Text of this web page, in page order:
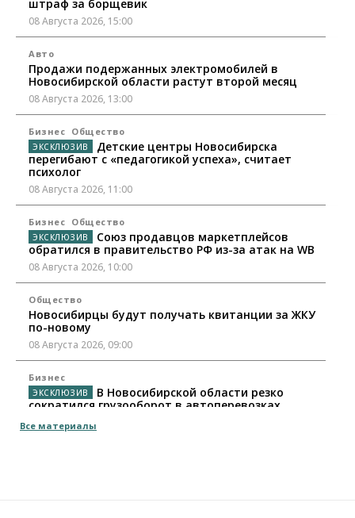
штраф за борщевик
08 Августа 2026, 15:00
Авто
Продажи подержанных электромобилей в
Новосибирской области растут второй месяц
08 Августа 2026, 13:00
Бизнес Общество
Детские центры Новосибирска
перегибают с «педагогикой успеха», считает
психолог
08 Августа 2026, 11:00
Бизнес Общество
Союз продавцов маркетплейсов
обратился в правительство РФ из-за атак на WB
08 Августа 2026, 10:00
Общество
Новосибирцы будут получать квитанции за ЖКУ
по-новому
08 Августа 2026, 09:00
Бизнес
В Новосибирской области резко
сократился грузооборот в автоперевозках
07 Августа 2026, 19:00
Все материалы